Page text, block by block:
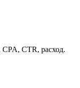
CTR, расход.